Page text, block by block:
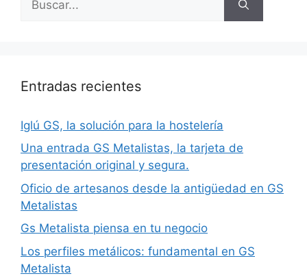
Entradas recientes
Iglú GS, la solución para la hostelería
Una entrada GS Metalistas, la tarjeta de
presentación original y segura.
Oficio de artesanos desde la antigüedad en GS
Metalistas
Gs Metalista piensa en tu negocio
Los perfiles metálicos: fundamental en GS
Metalista